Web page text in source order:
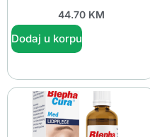
44.70 KM
Dodaj u korpu